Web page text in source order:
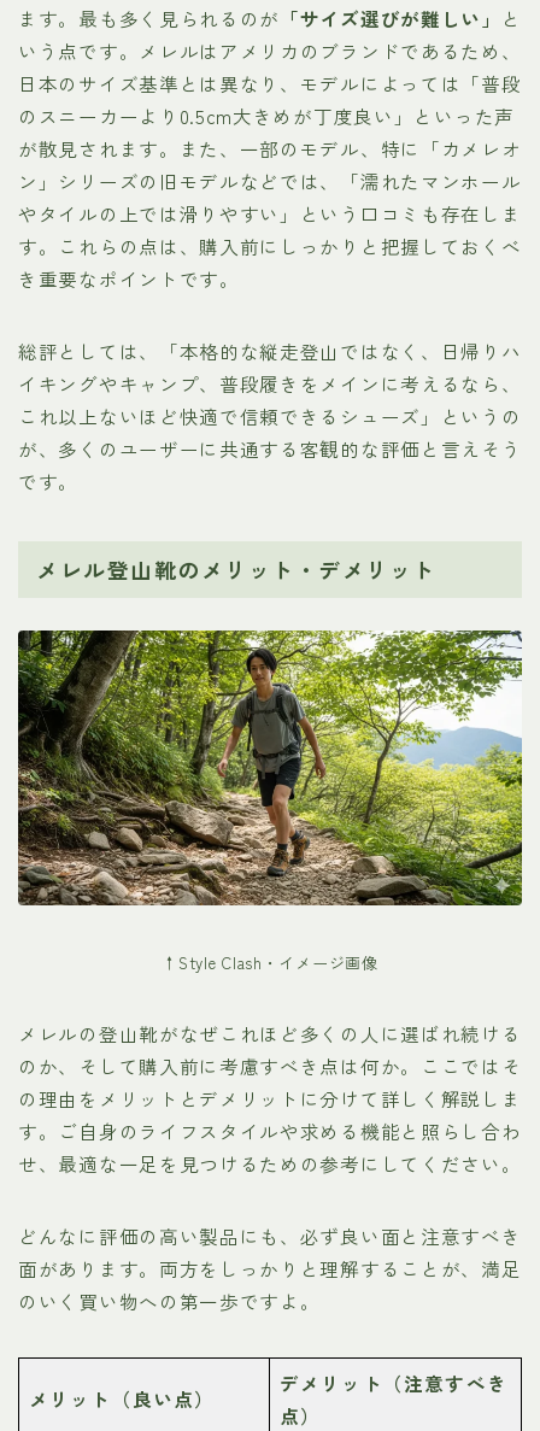
ます。最も多く見られるのが 「サイズ選びが難しい」
と
いう点です。メレルはアメリカのブランドであるため、
日本のサイズ基準とは異なり、モデルによっては「普段
のスニーカーより0.5cm大きめが丁度良い」といった声
が散見されます。また、一部のモデル、特に「カメレオ
ン」シリーズの旧モデルなどでは、「濡れたマンホール
やタイルの上では滑りやすい」という口コミも存在しま
す。これらの点は、購入前にしっかりと把握しておくべ
き重要なポイントです。
総評としては、「本格的な縦走登山ではなく、日帰りハ
イキングやキャンプ、普段履きをメインに考えるなら、
これ以上ないほど快適で信頼できるシューズ」というの
が、多くのユーザーに共通する客観的な評価と言えそう
です。
メレル登山靴のメリット・デメリット
↑Style Clash・イメージ画像
メレルの登山靴がなぜこれほど多くの人に選ばれ続ける
のか、そして購入前に考慮すべき点は何か。ここではそ
の理由をメリットとデメリットに分けて詳しく解説しま
す。ご自身のライフスタイルや求める機能と照らし合わ
せ、最適な一足を見つけるための参考にしてください。
どんなに評価の高い製品にも、必ず良い面と注意すべき
面があります。両方をしっかりと理解することが、満足
のいく買い物への第一歩ですよ。
メリット（良い点）
デメリット（注意すべき
点）